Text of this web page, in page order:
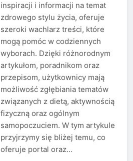
inspiracji i informacji na temat
zdrowego stylu życia, oferuje
szeroki wachlarz treści, które
mogą pomóc w codziennych
wyborach. Dzięki różnorodnym
artykułom, poradnikom oraz
przepisom, użytkownicy mają
możliwość zgłębiania tematów
związanych z dietą, aktywnością
fizyczną oraz ogólnym
samopoczuciem. W tym artykule
przyjrzymy się bliżej temu, co
oferuje portal oraz…